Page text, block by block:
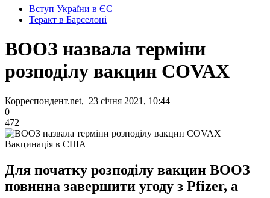
Вступ України в ЄС
Теракт в Барселоні
ВООЗ назвала терміни
розподілу вакцин COVAX
Корреспондент.net, 23 січня 2021, 10:44
0
472
Вакцинація в США
Для початку розподілу вакцин ВООЗ
повинна завершити угоду з Pfizer, а